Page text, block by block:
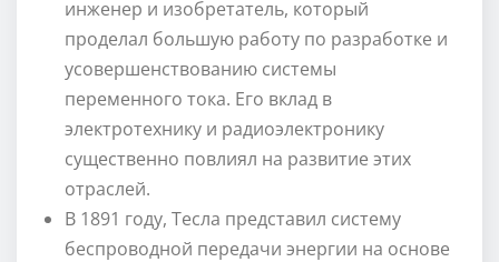
инженер и изобретатель, который
проделал большую работу по разработке и
усовершенствованию системы
переменного тока. Его вклад в
электротехнику и радиоэлектронику
существенно повлиял на развитие этих
отраслей.
В 1891 году, Тесла представил систему
беспроводной передачи энергии на основе